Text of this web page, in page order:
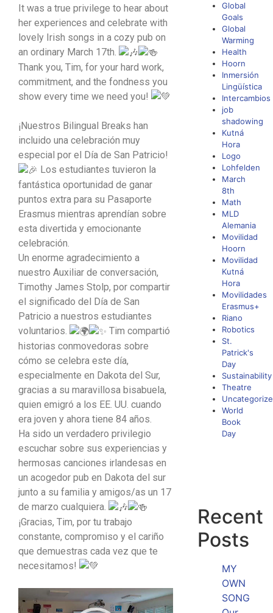
It was a true privilege to hear about
her experiences and celebrate with
lovely Irish songs in a cozy pub on
an ordinary March 17th.
Thank you, Tim, for your hard work,
commitment, and the fondness you
show every time we need you!
¡Nuestros Bilingual Breaks han
incluido una celebración muy
especial por el Día de San Patricio!
Los estudiantes tuvieron la
fantástica oportunidad de ganar
puntos extra para su Pasaporte
Erasmus mientras aprendían sobre
esta divertida y emocionante
celebración.
Un enorme agradecimiento a
nuestro Auxiliar de conversación,
Timothy James Stolp, por compartir
el significado del Día de San
Patricio a nuestros estudiantes
voluntarios.
Tim compartió
historias conmovedoras sobre
cómo se celebra este día,
especialmente en Dakota del Sur,
gracias a su maravillosa bisabuela,
quien emigró a los EE. UU. cuando
era joven y ahora tiene 84 años.
Ha sido un verdadero privilegio
escuchar sobre sus experiencias y
hermosas canciones irlandesas en
un acogedor pub en Dakota del sur
junto a su familia y amigos/as un 17
de marzo cualquiera.
¡Gracias, Tim, por tu trabajo
constante, compromiso y el cariño
que demuestras cada vez que te
necesitamos!
Reproductor
de
Global
Goals
Global
Warming
Health
Hoorn
Inmersión
Lingüística
Intercambios
job
shadowing
Kutná
Hora
Logo
Lohfelden
March
8th
Math
MLD
Alemania
Movilidad
Hoorn
Movilidad
Kutná
Hora
Movilidades
Erasmus+
Riano
Robotics
St.
Patrick's
Day
Sustainability
Theatre
World
Book
Day
Recent
Posts
MY
OWN
SONG